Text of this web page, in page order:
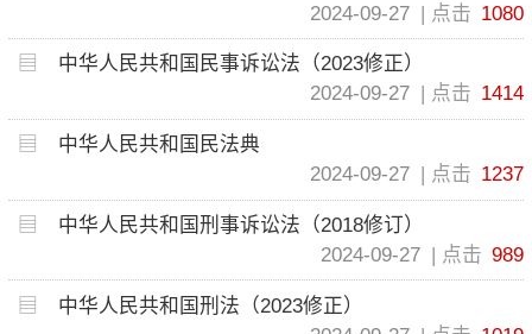
2024-09-27
点击 1080
中华人民共和国民事诉讼法（2023修正）
2024-09-27
点击 1414
中华人民共和国民法典
2024-09-27
点击 1237
中华人民共和国刑事诉讼法（2018修订）
2024-09-27
点击 989
中华人民共和国刑法（2023修正）